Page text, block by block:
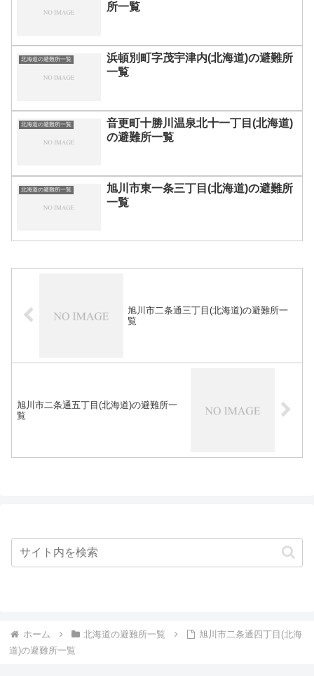
所一覧
北海道の避難所一覧
浜頓別町字茂宇津内(北海道)の避難所
一覧
北海道の避難所一覧
音更町十勝川温泉北十一丁目(北海道)
の避難所一覧
北海道の避難所一覧
旭川市東一条三丁目(北海道)の避難所
一覧
旭川市二条通三丁目(北海道)の避難所一
覧
旭川市二条通五丁目(北海道)の避難所一
覧
ホーム 北海道の避難所一覧
旭川市二条通四丁目(北海
道)の避難所一覧